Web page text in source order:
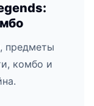
предметы
комбо и